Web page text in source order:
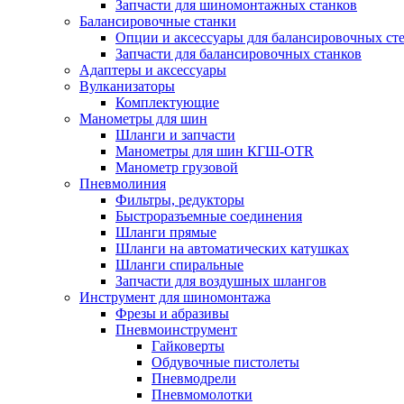
Запчасти для шиномонтажных станков
Балансировочные станки
Опции и аксессуары для балансировочных
Запчасти для балансировочных станков
Адаптеры и аксессуары
Вулканизаторы
Комплектующие
Манометры для шин
Шланги и запчасти
Манометры для шин КГШ-OTR
Манометр грузовой
Пневмолиния
Фильтры, редукторы
Быстроразъемные соединения
Шланги прямые
Шланги на автоматических катушках
Шланги спиральные
Запчасти для воздушных шлангов
Инструмент для шиномонтажа
Фрезы и абразивы
Пневмоинструмент
Гайковерты
Обдувочные пистолеты
Пневмодрели
Пневмомолотки